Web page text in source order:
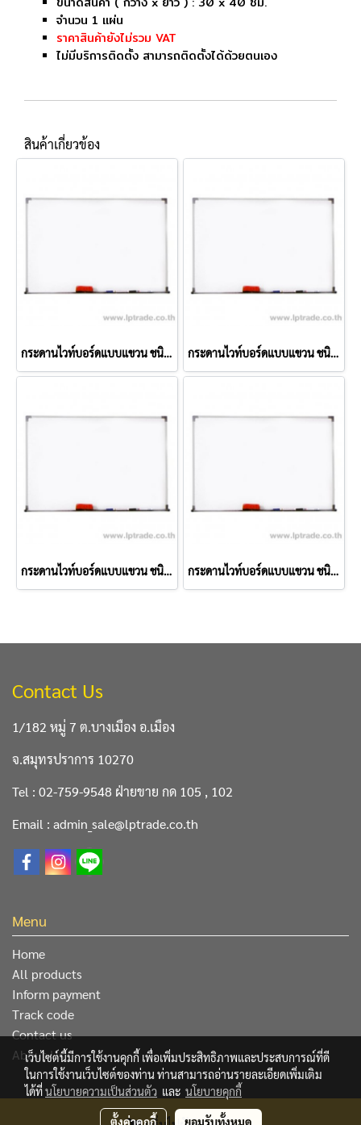
จำนวน 1 แผ่น
ราคาสินค้ายังไม่รวม VAT
ไม่มีบริการติดตั้ง สามารถติดตั้งได้ด้วยตนเอง
สินค้าเกี่ยวข้อง
กระดานไวท์บอร์ดแบบแขวน ชนิดธรรมดา 20x30 ซม. กระดานไวท์บอร์ดแบบแขวน ชนิดธรรมดา 40x60 ซม.
กระดานไวท์บอร์ดแบบแขวน ชนิดธรรมดา 60x90 ซม. กระดานไวท์บอร์ดแบบแขวน ชนิดธรรมดา 60x80 ซม.
Contact Us
1/182 หมู่ 7 ต.บางเมือง อ.เมือง
จ.สมุทรปราการ 10270
Tel : 02-759-9548 ฝ่ายขาย กด 105 , 102
Email : admin_sale@lptrade.co.th
Menu
Home
All products
Inform payment
Track code
Contact us
About Us
@ Copyright 2019 All Rights Reserved. L&P Trading Center
เว็บไซต์นี้มีการใช้งานคุกกี้ เพื่อเพิ่มประสิทธิภาพและประสบการณ์ที่ดี
ในการใช้งานเว็บไซต์ของท่าน ท่านสามารถอ่านรายละเอียดเพิ่มเติม
ได้ที่นโยบายความเป็นส่วนตัว และ นโยบายคุกกี้
ตั้งค่าคุกกี้ ยอมรับทั้งหมด